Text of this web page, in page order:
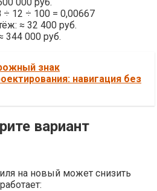
÷ 12 ÷ 100 = 0,00667
≈ 32 400 руб.
344 000 руб.
знак
навигация без
вариант
на новый может снизить